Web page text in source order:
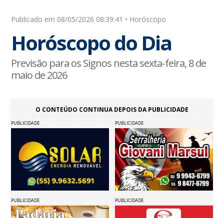
Publicado em 08/05/2026 08:39:41 • Horóscopo
Horóscopo do Dia
Previsão para os Signos nesta sexta-feira, 8 de
maio de 2026
O CONTEÚDO CONTINUA DEPOIS DA PUBLICIDADE
PUBLICIDADE PUBLICIDADE
PUBLICIDADE PUBLICIDADE